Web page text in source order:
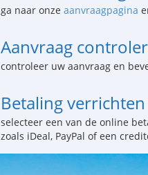
ga naar onze aanvraagpagina
Aanvraag
controleer uw aanvraag en
Betaling verrichten
selecteer een van de online
zoals iDeal, PayPal of een